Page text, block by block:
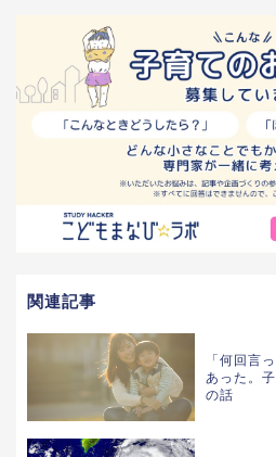
関連記事
「何回言
あった。
の話